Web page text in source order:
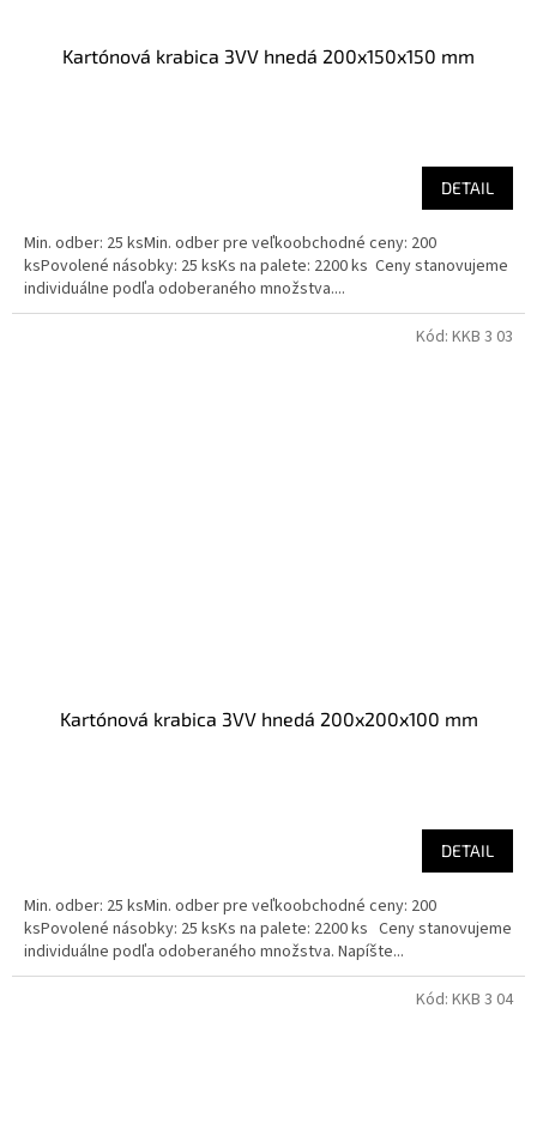
Kartónová krabica 3VV hnedá 200x150x150 mm
DETAIL
Min. odber: 25 ksMin. odber pre veľkoobchodné ceny: 200
ksPovolené násobky: 25 ksKs na palete: 2200 ks Ceny stanovujeme
individuálne podľa odoberaného množstva....
Kartónová krabica 3VV hnedá 200x200x100 mm
DETAIL
Min. odber: 25 ksMin. odber pre veľkoobchodné ceny: 200
ksPovolené násobky: 25 ksKs na palete: 2200 ks Ceny stanovujeme
individuálne podľa odoberaného množstva. Napíšte...
Kód: KKB 3 03
Kód: KKB 3 04